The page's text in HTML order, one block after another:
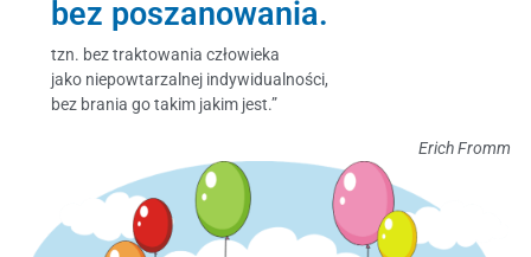
bez poszanowania.
tzn. bez traktowania człowieka
jako niepowtarzalnej indywidualności,
bez brania go takim jakim jest.”
Erich Fromm